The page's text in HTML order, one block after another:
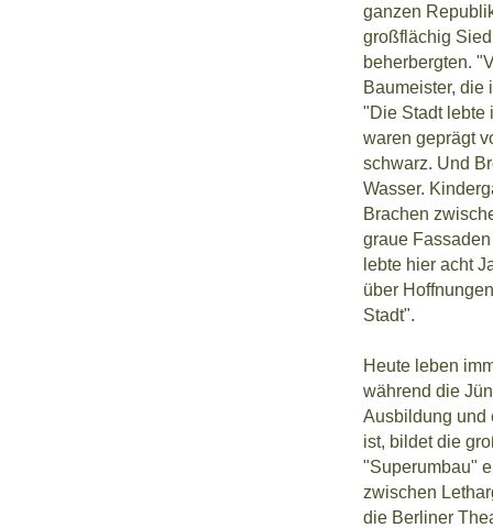
ganzen
großflächig
beherbergten.
Baumeister, die
"Die Stadt lebte
waren geprägt
schwarz. Und
Wasser.
Brachen
graue
lebte hier acht
über
Stadt".
Heute leben
während die
Ausbildung und
ist, bildet die
"Superumbau"
zwischen
die Berliner